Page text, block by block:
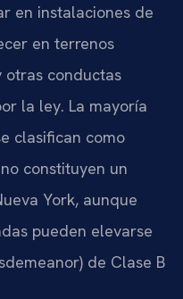
en instalaciones de
en terrenos
otras conductas
la ley. La mayoría
clasifican como
constituyen un
York, aunque
pueden elevarse
de Clase B